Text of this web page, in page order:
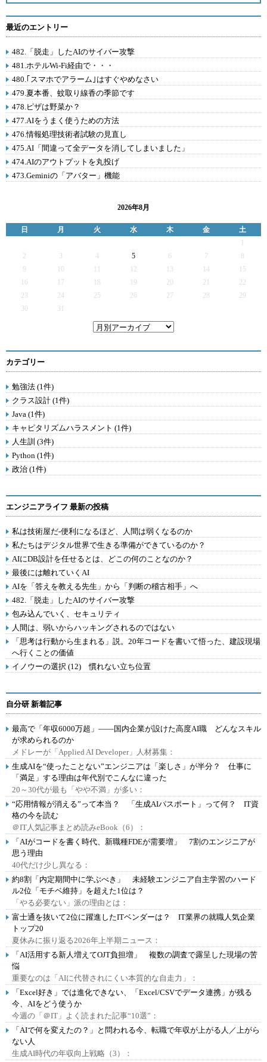
最近のエントリー
482.「脱走」したAIのサイバー攻撃
481.ホテルWi-Fi経由で・・・
480.｢スマホでアラーム｣はすぐやめなさい
479.夏本番、蚊取り線香の季節です
478.ピザは野菜か？
477.AIをうまく使うための方法
476.情報処理技術者試験の見直し
475.AI「間違って全データを消してしまいました」
474.AIのアウトプットを丸投げ
473.Geminiの「アバター」機能
2026年8月
日 月 火 水 木 金
土
2
3 4 5 6 7
9
12 13 14
15
16
17 19 20 21
22
23
24 25 26 27 28
29
30
31
カテゴリー
勉強法 (1件)
クラス設計 (1件)
Java (1件)
キャピタリズムハラスメント (1件)
人生訓 (3件)
Python (1件)
政治 (1件)
エンジニアライフ 最新の投稿
私は技術屋だ-便利になるほど、人間は弱くなるのか
私たちはデジタル世界で生きる準備ができているのか？
AIにDB設計を任せるとは、どこの何のことなのか？
最後には離れていくAI
AIを「答えを教える先生」から「判断の稽古相手」へ
482.「脱走」したAIのサイバー攻撃
包み込んでいく、セキュリティ
人間は、弱いからハッキングされるのではない
「思考は行動から生まれる」説。20年コードを書いて悟った、建設現場
へ行くことの価値
イノウーの選択 (12) 慣れない立ち位置
自分研 新着記事
最高で「年収6000万超」――国内企業が設けた高度AI職 どんなスキル
が求められるのか
メドレーが「Applied AI Developer」人材募集：
生成AIを“使ったことない”エンジニアは「楽しさ」が半分？ 仕事に
「満足」する理由は年代別でこんなに違った
20～30代が最も「やや不満」が多い：
“応用情報が消える”って本当？ 「生成AIパスポート」って何？ IT資
格の今を読む
＠IT人気記事まとめ読みeBook（6）：
「AIがコードを書く時代、新職種FDEが需要増」 7割のエンジニアが
思う理由
40代だけ少し異なる：
約8割「内定期間中に学ぶべき」 未経験エンジニア自主学習のハード
ル2位「モチベ維持」を超えた1位は？
「やる必要ない」派の理由とは：
富士通を抜いて2位に躍進したITベンダーは？ IT業界の就職人気企業
トップ20
夏休みに振り返る2026年上半期ニュース：
「AI活用する新人増えてOJT負担増」 複数の調査で露呈した現場の苦
悩
重要なのは「AIに代替されにくい本質的な自走力」：
「Excel好き」では進化できない、「Excel/CSVでデータ連携」が残る
今、AIをどう使うか
今週の「＠IT」よく読まれた記事“10選”：
「AIで何を変えたの？」と問われる今、転職で年収が上がる人／上がら
ない人
生成AI時代の年収向上戦略（3）：